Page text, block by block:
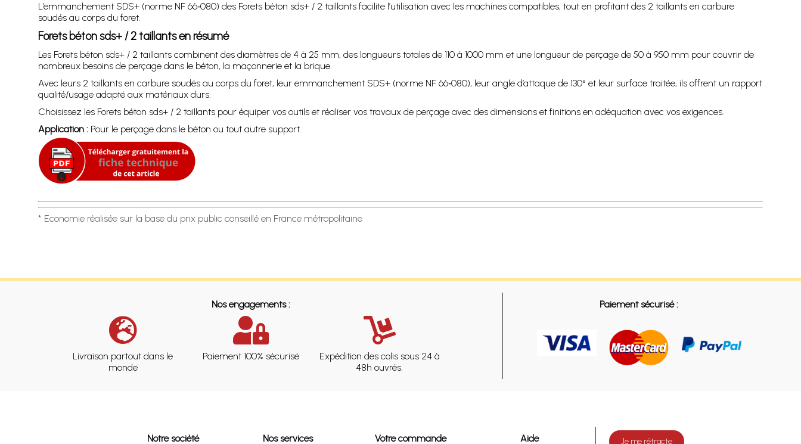
L’emmanchement SDS+ (norme NF 66‑080) des Forets béton sds+ / 2 taillants facilite l’utilisation avec les machines compatibles, tout en profitant des 2 taillants en carbure
soudés au corps du foret.
Forets béton sds+ / 2 taillants en résumé
Les Forets béton sds+ / 2 taillants combinent des diamètres de 4 à 25 mm, des longueurs totales de 110 à 1000 mm et une longueur de perçage de 50 à 950 mm pour couvrir de
nombreux besoins de perçage dans le béton, la maçonnerie et la brique.
Avec leurs 2 taillants en carbure soudés au corps du foret, leur emmanchement SDS+ (norme NF 66‑080), leur angle d’attaque de 130° et leur surface traitée, ils offrent un rapport
qualité/usage adapté aux matériaux durs.
Choisissez les Forets béton sds+ / 2 taillants pour équiper vos outils et réaliser vos travaux de perçage avec des dimensions et finitions en adéquation avec vos exigences.
Application :Pour le perçage dans le béton ou tout autre support.
* Economie réalisée sur la base du prix public conseillé en France métropolitaine
Nos engagements :
Livraison partout dans le
monde
Paiement 100% sécurisé
Expédition des colis sous 24 à
48h ouvrés.
Paiement sécurisé :
Notre société Nos services Votre commande Aide Je me rétracte